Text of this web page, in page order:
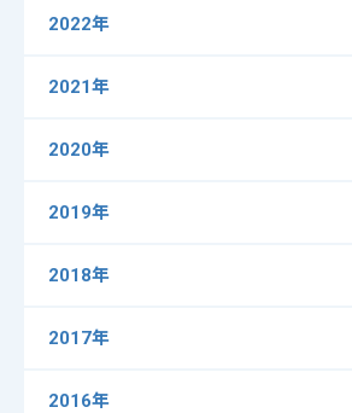
2022年
2021年
2020年
2019年
2018年
2017年
2016年